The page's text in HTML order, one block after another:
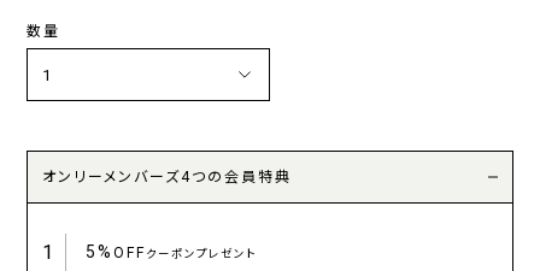
数量
オンリーメンバーズ4つの会員特典
1 5%OFFクーポンプレゼント